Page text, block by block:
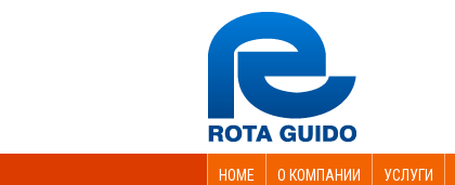
HOME О КОМПАНИИ УСЛУГИ